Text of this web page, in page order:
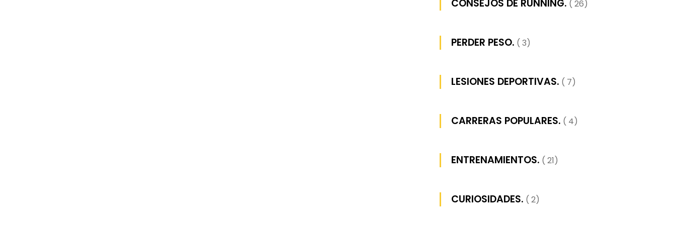
CONSEJOS DE RUNNING. ( 26)
PERDER PESO. ( 3)
LESIONES DEPORTIVAS. ( 7)
CARRERAS POPULARES. ( 4)
ENTRENAMIENTOS. ( 21)
CURIOSIDADES. ( 2)